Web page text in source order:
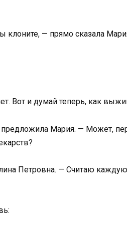
клоните, — прямо сказала
Вот и думай теперь, как
Мария. — Может,
Петровна. — Считаю